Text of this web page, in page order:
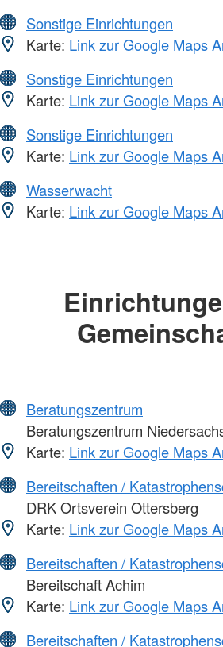
Sonstige Einrichtungen
Karte: Link zur Google Maps
Sonstige Einrichtungen
Karte: Link zur Google Maps
Sonstige Einrichtungen
Karte: Link zur Google Maps
Wasserwacht
Karte: Link zur Google Maps
Beratungszentrum
Beratungszentrum
Karte: Link zur Google Maps
Bereitschaften /
DRK Ortsverein Ottersberg
Karte: Link zur Google Maps
Bereitschaften /
Bereitschaft Achim
Karte: Link zur Google Maps
Bereitschaften /